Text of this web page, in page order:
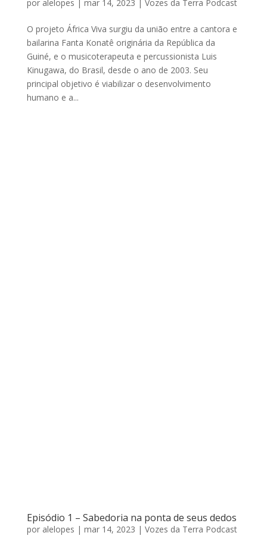
por alelopes | mar 14, 2023 | Vozes da Terra Podcast
O projeto África Viva surgiu da união entre a cantora e
bailarina Fanta Konatê originária da República da
Guiné, e o musicoterapeuta e percussionista Luis
Kinugawa, do Brasil, desde o ano de 2003. Seu
principal objetivo é viabilizar o desenvolvimento
humano e a...
Episódio 1 – Sabedoria na ponta de seus dedos
por alelopes | mar 14, 2023 | Vozes da Terra Podcast